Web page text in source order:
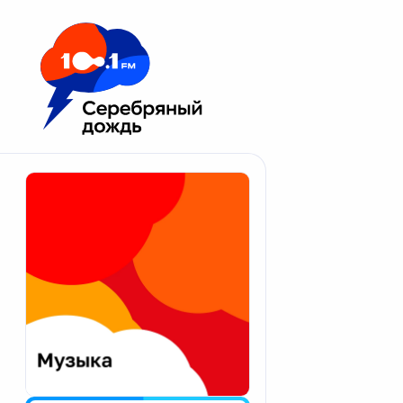
Москва 100.1 FM
Апатиты
Екатеринбург
Калининград
Калуга